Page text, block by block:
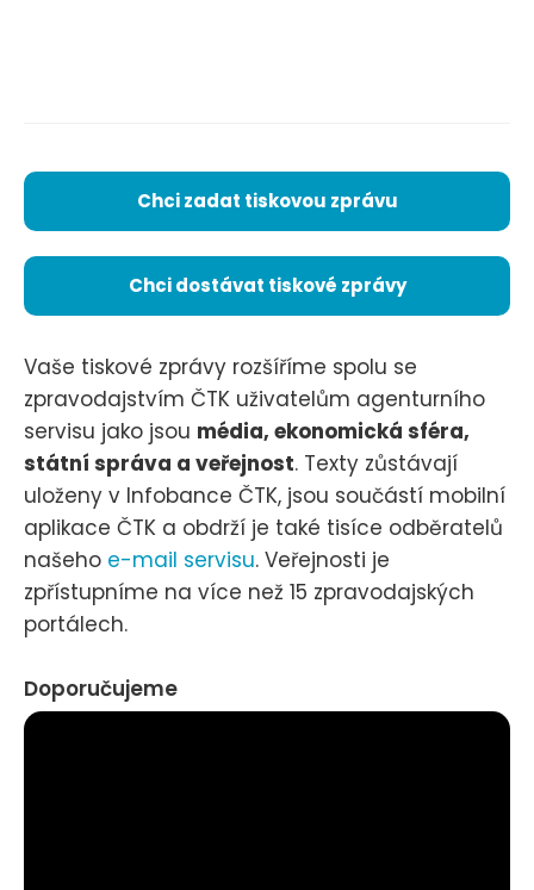
Chci zadat tiskovou zprávu
Chci dostávat tiskové zprávy
Vaše tiskové zprávy rozšíříme spolu se
zpravodajstvím ČTK uživatelům agenturního
servisu jako jsou média, ekonomická sféra,
státní správa a veřejnost. Texty zůstávají
uloženy v Infobance ČTK, jsou součástí mobilní
aplikace ČTK a obdrží je také tisíce odběratelů
našeho e-mail servisu. Veřejnosti je
zpřístupníme na více než 15 zpravodajských
portálech.
Doporučujeme